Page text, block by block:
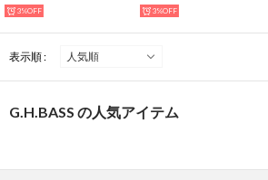
3%OFF 3%OFF
表示順 :
G.H.BASS の人気アイテム